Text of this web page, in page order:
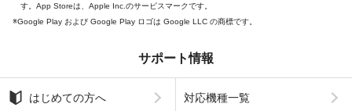
す。App Storeは、Apple Inc.のサービスマークです。
Google Play および Google Play ロゴは Google LLC の商標です。
サポート情報
はじめての方へ 対応機種一覧